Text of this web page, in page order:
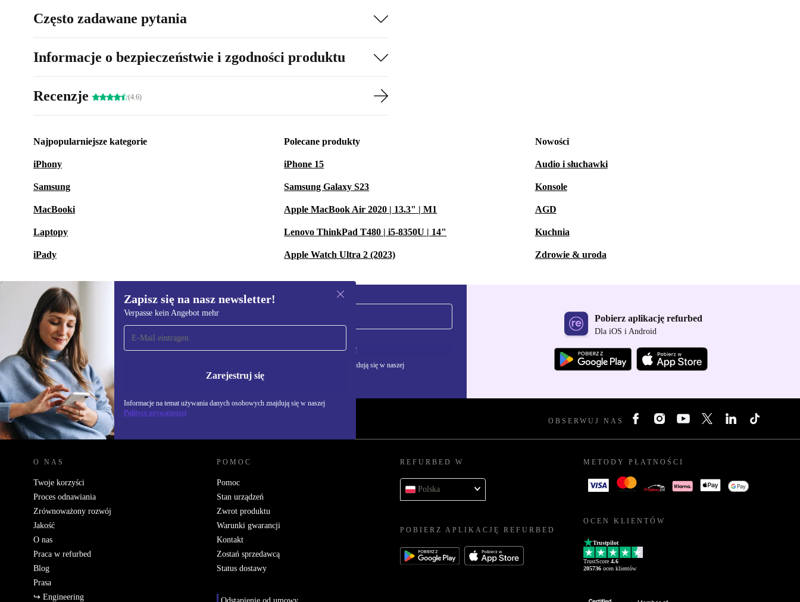
Często zadawane pytania
Informacje o bezpieczeństwie i zgodności produktu
Recenzje (4.6)
Najpopularniejsze kategorie
iPhony
Samsung
MacBooki
Laptopy
iPady
Polecane produkty
iPhone 15
Samsung Galaxy S23
Apple MacBook Air 2020 | 13.3" | M1
Lenovo ThinkPad T480 | i5-8350U | 14"
Apple Watch Ultra 2 (2023)
Nowości
Audio i słuchawki
Konsole
AGD
Kuchnia
Zdrowie & uroda
Zapisz się na nasz newsletter!
Verpasse kein Angebot mehr
Zarejestruj się
Informacje na temat używania danych osobowych znajdują się w naszej
Polityce prywatności
Zapisz się na nasz
newsletter!
Nie przegap żadnej oferty.
Zarejestruj się
Informacje na temat używania danych osobowych znajdują się w naszej
Polityce prywatności
Pobierz aplikację refurbed
Dla iOS i Android
REFURBED POLSKA - RETHINK NEW. OBSERWUJ NAS
O NAS
Twoje korzyści
Proces odnawiania
Zrównoważony rozwój
Jakość
O nas
Praca w refurbed
Blog
Prasa
↪ Engineering
POMOC
Pomoc
Stan urządzeń
Zwrot produktu
Warunki gwarancji
Kontakt
Zostań sprzedawcą
Status dostawy
REFURBED W
Polska
POBIERZ APLIKACJĘ REFURBED
METODY PŁATNOŚCI
OCEN KLIENTÓW
Trustpilot
TrustScore 4.6
205736 ocen klientów